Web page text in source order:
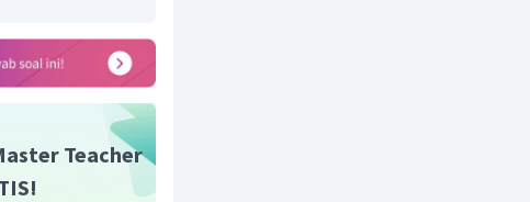
yang terjadi
jasa. Kelebihan
tersebut tentu
permintaannya
Teacher